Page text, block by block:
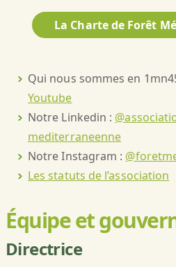
La Charte de Forêt
Qui nous sommes en
Youtube
Notre Linkedin :
mediterraneenne
Notre Instagram :
Les statuts de l’association
Équipe et
Directrice